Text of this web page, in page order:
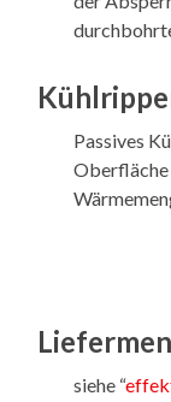
Passives
siehe “